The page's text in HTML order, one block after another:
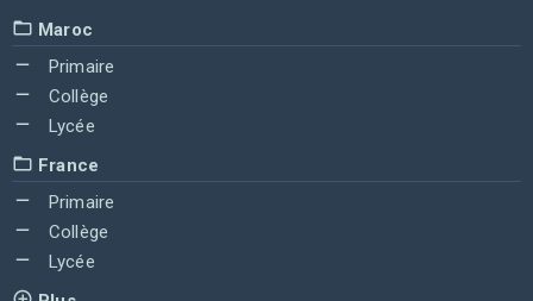
Maroc
Primaire
Collège
Lycée
France
Primaire
Collège
Lycée